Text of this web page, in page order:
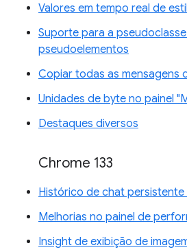
Valores em tempo real de
Suporte para a
pseudoelementos
Copiar todas as mensagens
Unidades de byte no painel
Destaques diversos
Chrome 133
Histórico de chat persistente
Melhorias no painel de
Insight de exibição de